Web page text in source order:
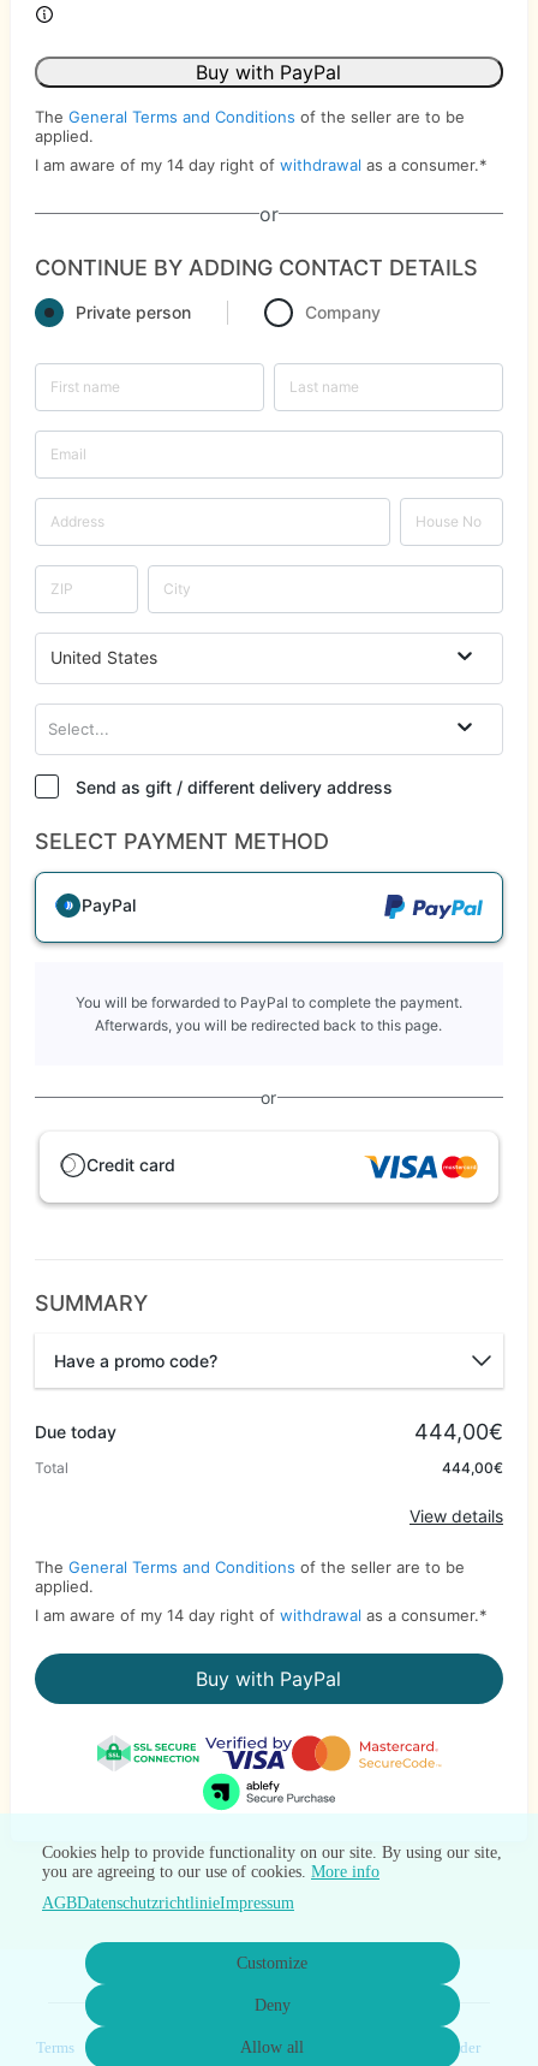
Buy with PayPal
The General Terms and Conditions of the seller are to be
applied.
I am aware of my 14 day right of withdrawal as a consumer.*
or
CONTINUE BY ADDING CONTACT DETAILS
Private person Company
United States
Select...
Send as gift / different delivery address
SELECT PAYMENT METHOD
PayPal
You will be forwarded to PayPal to complete the payment.
Afterwards, you will be redirected back to this page.
or
Credit card
SUMMARY
Have a promo code?
Due today 444,00€
Total 444,00€
View details
The General Terms and Conditions of the seller are to be
applied.
I am aware of my 14 day right of withdrawal as a consumer.*
Buy with PayPal
Terms Cancel subscription Cancel order
Cookies help to provide functionality on our site. By using our site,
you are agreeing to our use of cookies. More info
AGBDatenschutzrichtlinieImpressum
Customize
Deny
Allow all